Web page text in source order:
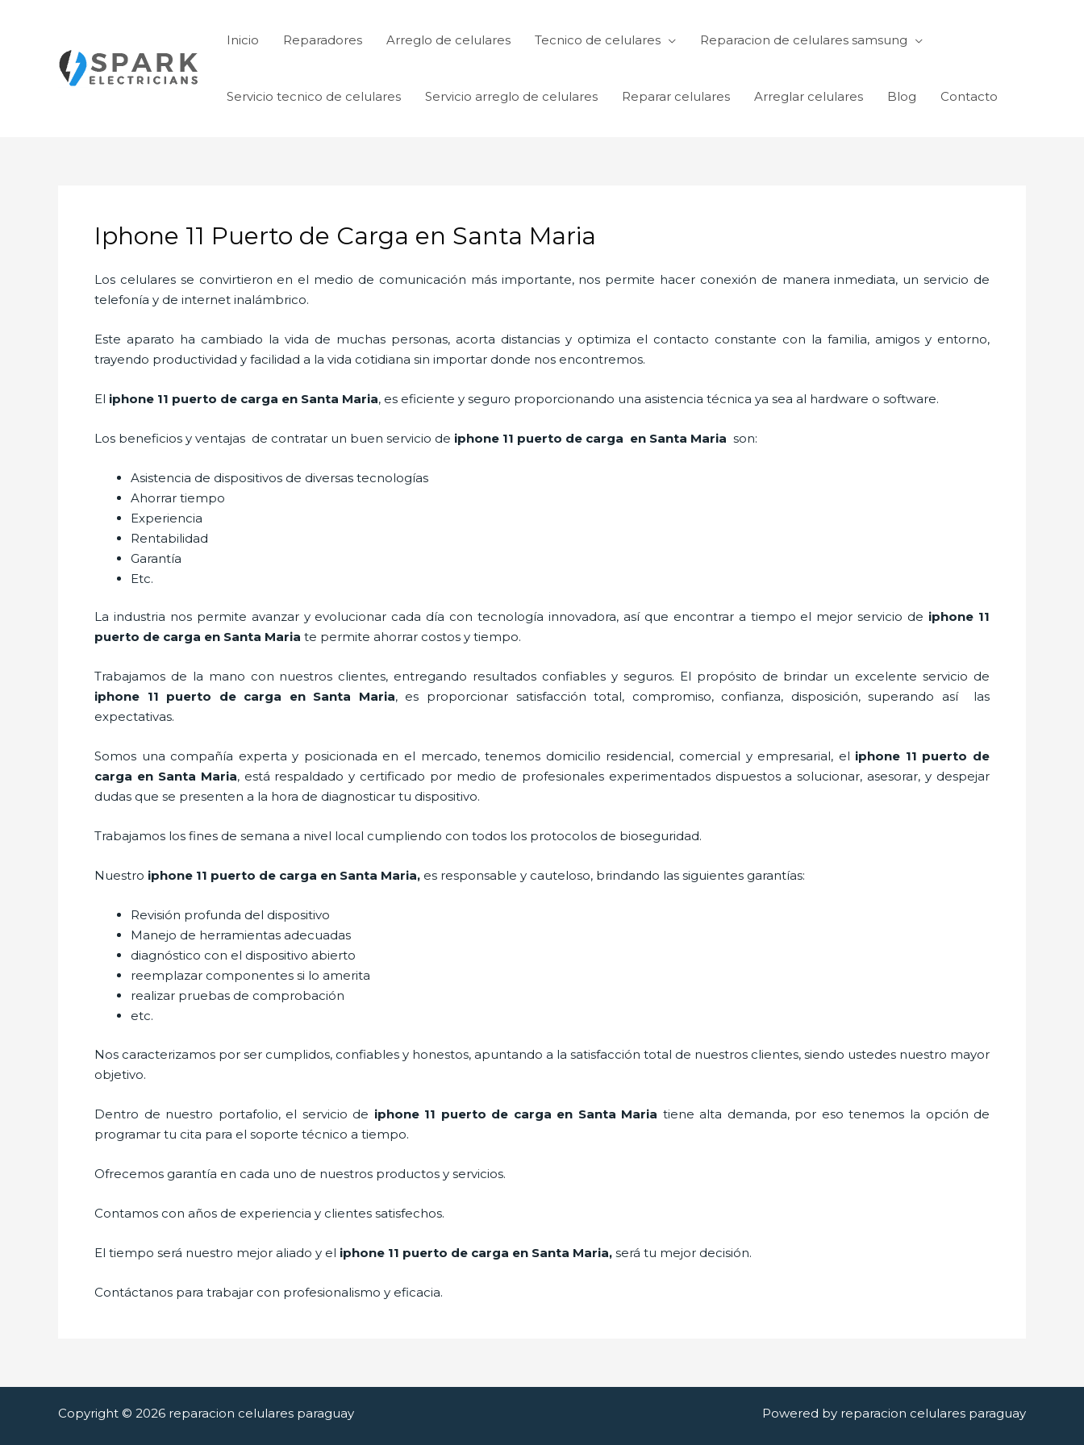
Inicio Reparadores Arreglo de celulares Tecnico de celulares Reparacion de celulares samsung
Servicio tecnico de celulares Servicio arreglo de celulares Reparar celulares Arreglar celulares Blog Contacto
Iphone 11 Puerto de Carga en Santa Maria
Los celulares se convirtieron en el medio de comunicación más importante, nos permite hacer conexión de manera inmediata, un servicio de
telefonía y de internet inalámbrico.
Este aparato ha cambiado la vida de muchas personas, acorta distancias y optimiza el contacto constante con la familia, amigos y entorno,
trayendo productividad y facilidad a la vida cotidiana sin importar donde nos encontremos.
El iphone 11 puerto de carga en Santa Maria, es eficiente y seguro proporcionando una asistencia técnica ya sea al hardware o software.
Los beneficios y ventajas de contratar un buen servicio de iphone 11 puerto de carga en Santa Maria son:
Asistencia de dispositivos de diversas tecnologías
Ahorrar tiempo
Experiencia
Rentabilidad
Garantía
Etc.
La industria nos permite avanzar y evolucionar cada día con tecnología innovadora, así que encontrar a tiempo el mejor servicio de iphone 11
puerto de carga en Santa Maria te permite ahorrar costos y tiempo.
Trabajamos de la mano con nuestros clientes, entregando resultados confiables y seguros. El propósito de brindar un excelente servicio de
iphone 11 puerto de carga en Santa Maria, es proporcionar satisfacción total, compromiso, confianza, disposición, superando así las
expectativas.
Somos una compañía experta y posicionada en el mercado, tenemos domicilio residencial, comercial y empresarial, el iphone 11 puerto de
carga en Santa Maria, está respaldado y certificado por medio de profesionales experimentados dispuestos a solucionar, asesorar, y despejar
dudas que se presenten a la hora de diagnosticar tu dispositivo.
Trabajamos los fines de semana a nivel local cumpliendo con todos los protocolos de bioseguridad.
Nuestro iphone 11 puerto de carga en Santa Maria, es responsable y cauteloso, brindando las siguientes garantías:
Revisión profunda del dispositivo
Manejo de herramientas adecuadas
diagnóstico con el dispositivo abierto
reemplazar componentes si lo amerita
realizar pruebas de comprobación
etc.
Nos caracterizamos por ser cumplidos, confiables y honestos, apuntando a la satisfacción total de nuestros clientes, siendo ustedes nuestro mayor
objetivo.
Dentro de nuestro portafolio, el servicio de iphone 11 puerto de carga en Santa Maria tiene alta demanda, por eso tenemos la opción de
programar tu cita para el soporte técnico a tiempo.
Ofrecemos garantía en cada uno de nuestros productos y servicios.
Contamos con años de experiencia y clientes satisfechos.
El tiempo será nuestro mejor aliado y el iphone 11 puerto de carga en Santa Maria, será tu mejor decisión.
Contáctanos para trabajar con profesionalismo y eficacia.
Copyright © 2026 reparacion celulares paraguay Powered by reparacion celulares paraguay